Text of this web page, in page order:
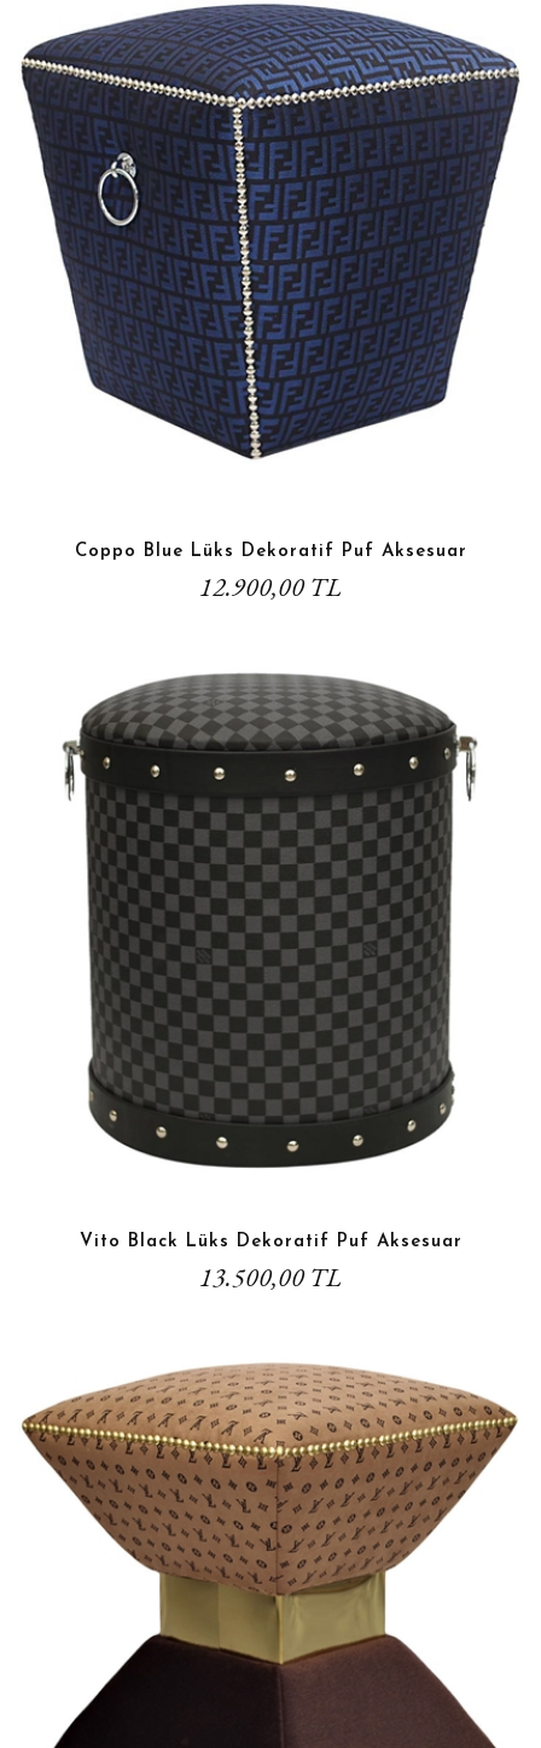
Coppo Blue Lüks Dekoratif Puf Aksesuar
12.900,00 TL
Vito Black Lüks Dekoratif Puf Aksesuar
13.500,00 TL